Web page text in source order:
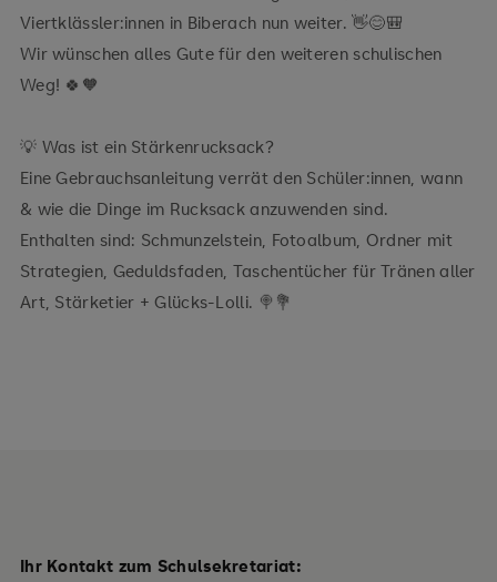
Viertklässler:innen in Biberach nun weiter. 👋😊🎒
Wir wünschen alles Gute für den weiteren schulischen
Weg! 🍀🧡
💡 Was ist ein Stärkenrucksack?
Eine Gebrauchsanleitung verrät den Schüler:innen, wann
& wie die Dinge im Rucksack anzuwenden sind.
Enthalten sind: Schmunzelstein, Fotoalbum, Ordner mit
Strategien, Geduldsfaden, Taschentücher für Tränen aller
Art, Stärketier + Glücks-Lolli. 🍭💐
Ihr Kontakt zum Schulsekretariat: